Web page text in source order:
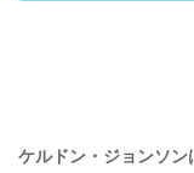
ケルドン・ジョンソ